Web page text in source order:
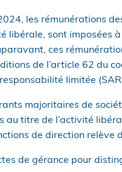
les rémunérations
libérale, sont imposées
ces
de l’article 62 du
limitée
majoritaires de
au titre de l’activité
de direction relève
de gérance pour